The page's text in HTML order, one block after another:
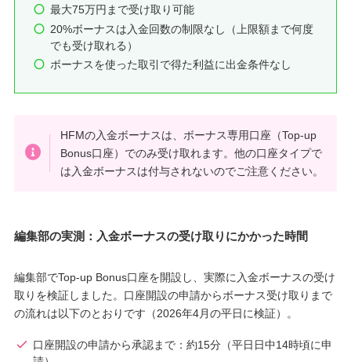
最大75万円まで受け取り可能
20%ボーナスは入金回数の制限なし（上限額まで何度
でも受け取れる）
ボーナスを使った取引で得た利益に出金条件なし
HFMの入金ボーナスは、ボーナス専用口座（Top-up
Bonus口座）でのみ受け取れます。他の口座タイプで
は入金ボーナスは付与されないのでご注意ください。
編集部の実測：入金ボーナスの受け取りにかかった時間
編集部でTop-up Bonus口座を開設し、実際に入金ボーナスの受け
取りを検証しました。口座開設の申請からボーナス受け取りまで
の流れは以下のとおりです（2026年4月の平日に検証）。
口座開設の申請から承認まで：約15分（平日日中14時頃に申